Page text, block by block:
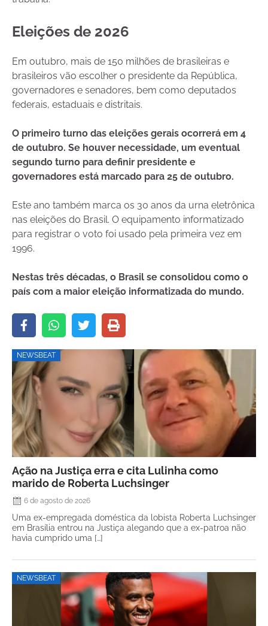
Eleições de 2026
Em outubro, mais de 150 milhões de brasileiras e
brasileiros vão escolher o presidente da República,
governadores e senadores, bem como deputados
federais, estaduais e distritais.
O primeiro turno das eleições gerais ocorrerá em 4
de outubro. Se houver necessidade, um eventual
segundo turno para definir presidente e
governadores está marcado para 25 de outubro.
Este ano também marca os 30 anos da urna eletrônica
nas eleições do Brasil. O equipamento informatizado
para registrar o voto foi usado pela primeira vez em
1996.
Nestas três décadas, o Brasil se consolidou como o
país com a maior eleição informatizada do mundo.
NEWSBEAT
Ação na Justiça erra e cita Lulinha como
marido de Roberta Luchsinger
6 de agosto de 2026
Uma ex-empregada doméstica da lobista Roberta Luchsinger
em Brasília entrou na Justiça alegando que a ex-patroa não
havia cumprido uma […]
NEWSBEAT